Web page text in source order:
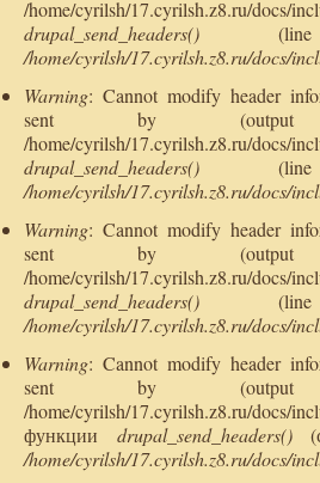
/home/cyrilsh/17.cyrilsh.z8.ru/docs/
drupal_send_headers()
/home/cyrilsh/17.cyrilsh.z8.ru/docs/
Warning: Cannot modify header
sent by
/home/cyrilsh/17.cyrilsh.z8.ru/docs/
drupal_send_headers()
/home/cyrilsh/17.cyrilsh.z8.ru/docs/
Warning: Cannot modify header
sent by
/home/cyrilsh/17.cyrilsh.z8.ru/docs/
drupal_send_headers()
/home/cyrilsh/17.cyrilsh.z8.ru/docs/
Warning: Cannot modify header
sent by
/home/cyrilsh/17.cyrilsh.z8.ru/docs/
функции drupal_send_headers()
/home/cyrilsh/17.cyrilsh.z8.ru/docs/